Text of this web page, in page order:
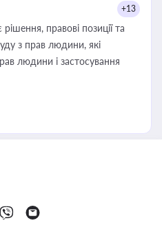
+13
правові позиції та
з прав людини, які
людини і застосування